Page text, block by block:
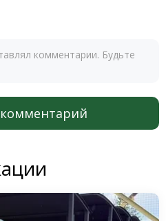
комментарии. Будьте